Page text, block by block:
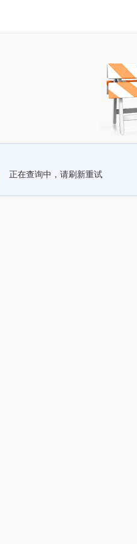
正在查询中，请刷新重试